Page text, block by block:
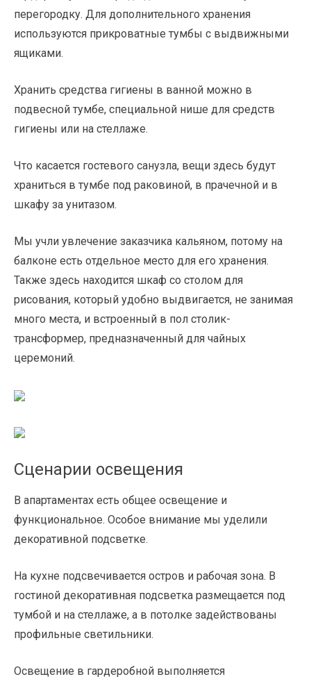
перегородку. Для дополнительного хранения
используются прикроватные тумбы с выдвижными
ящиками.
Хранить средства гигиены в ванной можно в
подвесной тумбе, специальной нише для средств
гигиены или на стеллаже.
Что касается гостевого санузла, вещи здесь будут
храниться в тумбе под раковиной, в прачечной и в
шкафу за унитазом.
Мы учли увлечение заказчика кальяном, потому на
балконе есть отдельное место для его хранения.
Также здесь находится шкаф со столом для
рисования, который удобно выдвигается, не занимая
много места, и встроенный в пол столик-
трансформер, предназначенный для чайных
церемоний.
Сценарии освещения
В апартаментах есть общее освещение и
функциональное. Особое внимание мы уделили
декоративной подсветке.
На кухне подсвечивается остров и рабочая зона. В
гостиной декоративная подсветка размещается под
тумбой и на стеллаже, а в потолке задействованы
профильные светильники.
Освещение в гардеробной выполняется